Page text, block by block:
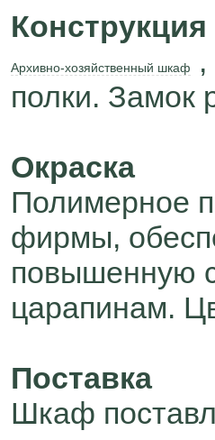
Конструкция
Архивно-хозяйственный шкаф
полки. Замок
Окраска
Полимерное
фирмы,
повышенную
царапинам.
Поставка
Шкаф